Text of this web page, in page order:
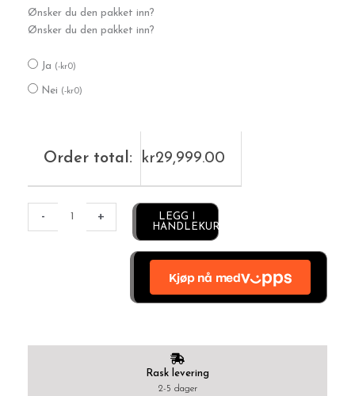
Ønsker du den pakket inn?
Ønsker du den pakket inn?
Ja (-kr0)
Nei (-kr0)
Order total: kr29,999.00
- +
LEGG I
HANDLEKURV
Rask levering
2-5 dager